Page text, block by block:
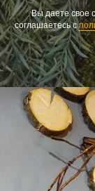
Вы даете свое
соглашаетесь с